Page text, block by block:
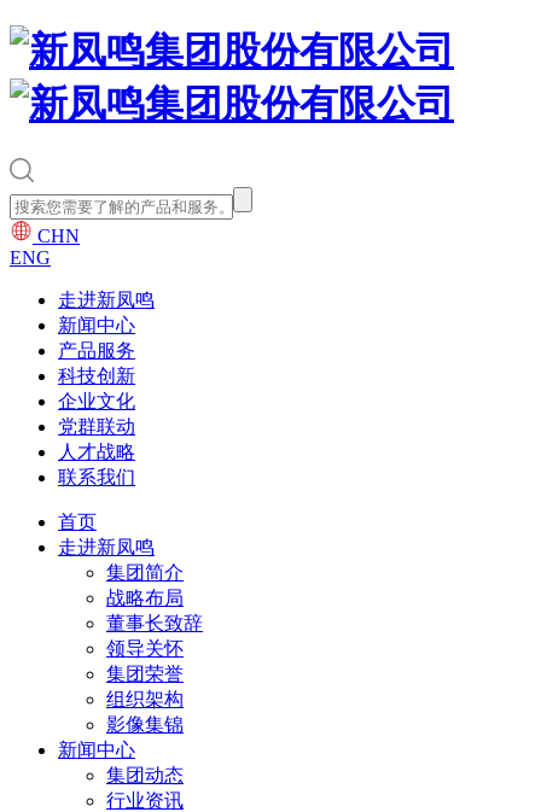
CHN
ENG
走进新凤鸣
新闻中心
产品服务
科技创新
企业文化
党群联动
人才战略
联系我们
首页
走进新凤鸣
集团简介
战略布局
董事长致辞
领导关怀
集团荣誉
组织架构
影像集锦
新闻中心
集团动态
行业资讯